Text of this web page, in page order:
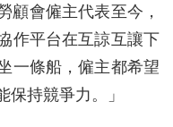
顧會僱主代表至今，
作平台在互諒互讓下
一條船，僱主都希望
持競爭力。」